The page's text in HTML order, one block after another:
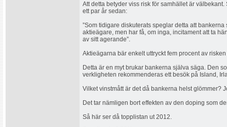
Att detta betyder viss risk för samhället är
ett par år sedan:
”Som tidigare diskuterats speglar detta att
aktieägare, men har få, om inga, incitament att ta
av sitt agerande”.
Aktieägarna bär enkelt uttryckt fem procent av
Detta är en myt brukar bankerna själva säga. Den
verkligheten rekommenderas ett besök på Island,
Vilket vinstmått är det då bankerna helst glömmer?
Det tar nämligen bort effekten av den doping som
Så här ser då topplistan ut 2012.